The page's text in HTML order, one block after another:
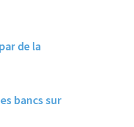
de la
bancs sur